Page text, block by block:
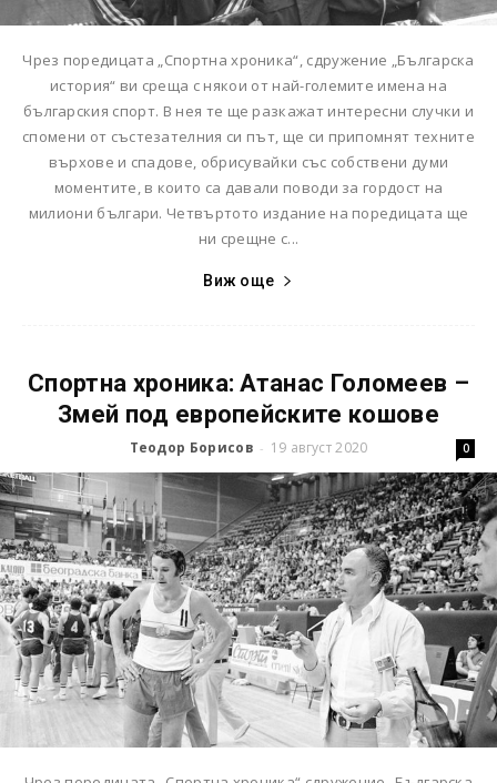
Чрез поредицата „Спортна хроника“, сдружение „Българска
история“ ви среща с някои от най-големите имена на
българския спорт. В нея те ще разкажат интересни случки и
спомени от състезателния си път, ще си припомнят техните
върхове и спадове, обрисувайки със собствени думи
моментите, в които са давали поводи за гордост на
милиони българи. Четвъртото издание на поредицата ще
ни срещне с...
Виж още
Спортна хроника: Атанас Голомеев –
Змей под европейските кошове
Теодор Борисов - 19 август 2020 0